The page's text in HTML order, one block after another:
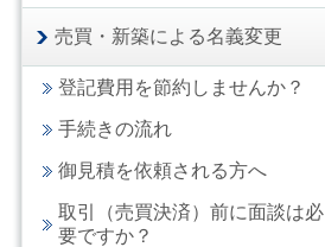
売買・新築による名義変更
登記費用を節約しませんか？
手続きの流れ
御見積を依頼される方へ
取引（売買決済）前に面談は必
要ですか？